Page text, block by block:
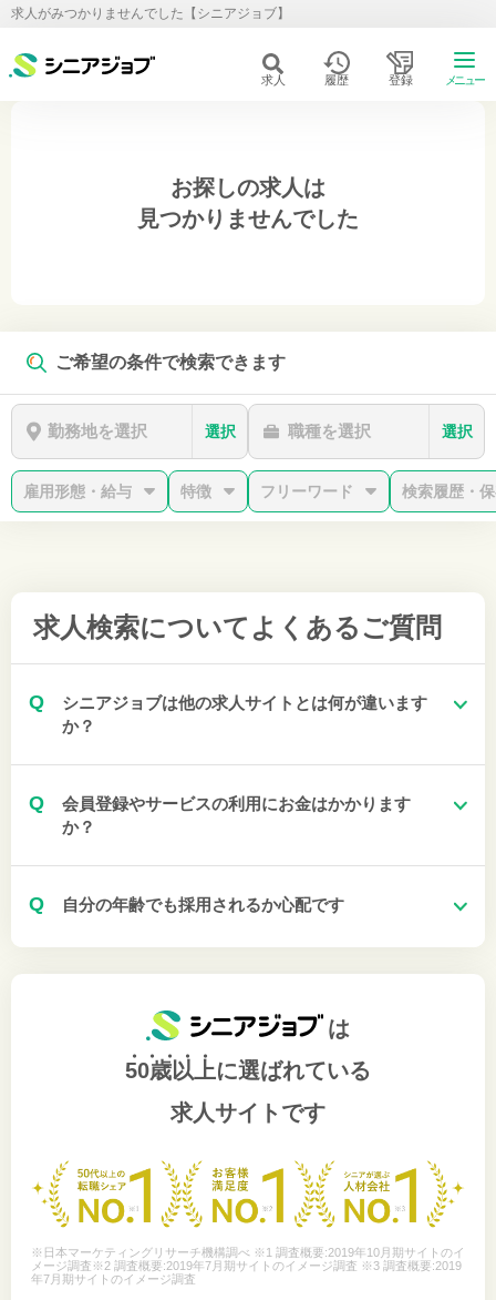
求人がみつかりませんでした【シニアジョブ】
求人 履歴 登録 メニュー
お探しの求人は
見つかりませんでした
ご希望の条件で検索できます
勤務地を選択 選択 職種を選択 選択
雇用形態・給与 特徴 フリーワード 検索履歴・
求人検索について よくあるご質問
Q
シニアジョブは他の求人サイトとは何が違います
か？
Q
会員登録やサービスの利用にお金はかかります
か？
Q 自分の年齢でも採用されるか心配です
は
50歳以上に選ばれている
求人サイトです
※日本マーケティングリサーチ機構調べ ※1 調査概要:2019年10月期サイトのイ
メージ調査※2 調査概要:2019年7月期サイトのイメージ調査 ※3 調査概要:2019
年7月期サイトのイメージ調査